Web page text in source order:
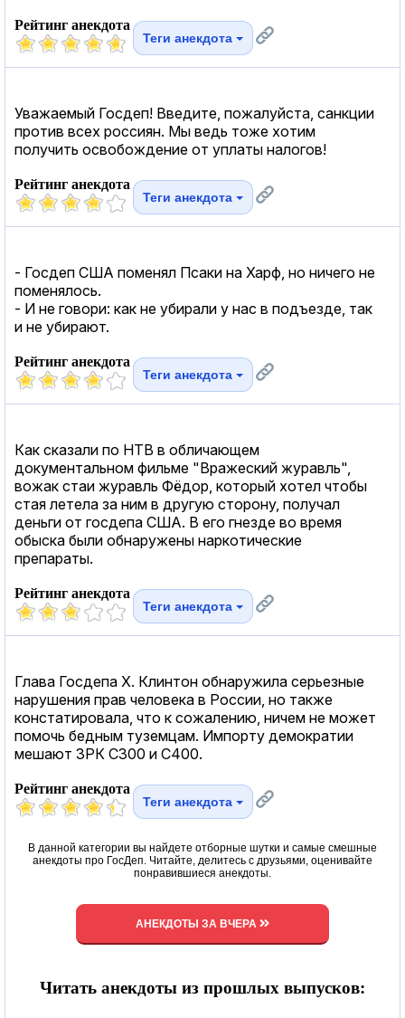
Рейтинг анекдота
Теги анекдота
Уважаемый Госдеп! Введите, пожалуйста, санкции
против всех россиян. Мы ведь тоже хотим
получить освобождение от уплаты налогов!
Рейтинг анекдота
Теги анекдота
- Госдеп США поменял Псаки на Харф, но ничего не
поменялось.
- И не говори: как не убирали у нас в подъезде, так
и не убирают.
Рейтинг анекдота
Теги анекдота
Как сказали по НТВ в обличающем
документальном фильме "Вражеский журавль",
вожак стаи журавль Фёдор, который хотел чтобы
стая летела за ним в другую сторону, получал
деньги от госдепа США. В его гнезде во время
обыска были обнаружены наркотические
препараты.
Рейтинг анекдота
Теги анекдота
Глава Госдепа Х. Клинтон обнаружила серьезные
нарушения прав человека в России, но также
констатировала, что к сожалению, ничем не может
помочь бедным туземцам. Импорту демократии
мешают ЗРК С300 и С400.
Рейтинг анекдота
Теги анекдота
В данной категории вы найдете отборные шутки и самые смешные
анекдоты про ГосДеп. Читайте, делитесь с друзьями, оценивайте
понравившиеся анекдоты.
АНЕКДОТЫ ЗА ВЧЕРА
Читать анекдоты из прошлых выпусков: